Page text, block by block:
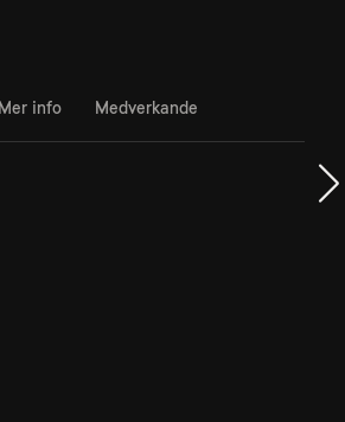
Mer info Medverkande